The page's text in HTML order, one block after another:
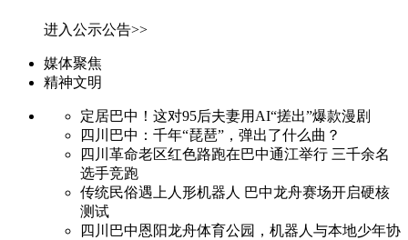
进入公示公告>>
媒体聚焦
精神文明
定居巴中！这对95后夫妻用AI“搓出”爆款漫剧
四川巴中：千年“琵琶”，弹出了什么曲？
四川革命老区红色路跑在巴中通江举行 三千余名
选手竞跑
传统民俗遇上人形机器人 巴中龙舟赛场开启硬核
测试
四川巴中恩阳龙舟体育公园，机器人与本地少年协